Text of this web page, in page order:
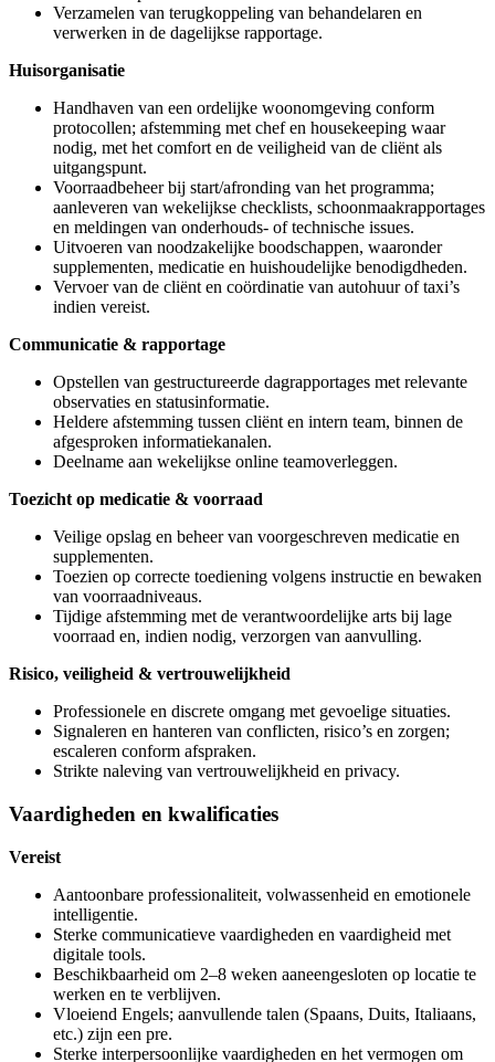
Verzamelen van terugkoppeling van behandelaren en
verwerken in de dagelijkse rapportage.
Huisorganisatie
Handhaven van een ordelijke woonomgeving conform
protocollen; afstemming met chef en housekeeping waar
nodig, met het comfort en de veiligheid van de cliënt als
uitgangspunt.
Voorraadbeheer bij start/afronding van het programma;
aanleveren van wekelijkse checklists, schoonmaakrapportages
en meldingen van onderhouds- of technische issues.
Uitvoeren van noodzakelijke boodschappen, waaronder
supplementen, medicatie en huishoudelijke benodigdheden.
Vervoer van de cliënt en coördinatie van autohuur of taxi’s
indien vereist.
Communicatie & rapportage
Opstellen van gestructureerde dagrapportages met relevante
observaties en statusinformatie.
Heldere afstemming tussen cliënt en intern team, binnen de
afgesproken informatiekanalen.
Deelname aan wekelijkse online teamoverleggen.
Toezicht op medicatie & voorraad
Veilige opslag en beheer van voorgeschreven medicatie en
supplementen.
Toezien op correcte toediening volgens instructie en bewaken
van voorraadniveaus.
Tijdige afstemming met de verantwoordelijke arts bij lage
voorraad en, indien nodig, verzorgen van aanvulling.
Risico, veiligheid & vertrouwelijkheid
Professionele en discrete omgang met gevoelige situaties.
Signaleren en hanteren van conflicten, risico’s en zorgen;
escaleren conform afspraken.
Strikte naleving van vertrouwelijkheid en privacy.
Vaardigheden en kwalificaties
Vereist
Aantoonbare professionaliteit, volwassenheid en emotionele
intelligentie.
Sterke communicatieve vaardigheden en vaardigheid met
digitale tools.
Beschikbaarheid om 2–8 weken aaneengesloten op locatie te
werken en te verblijven.
Vloeiend Engels; aanvullende talen (Spaans, Duits, Italiaans,
etc.) zijn een pre.
Sterke interpersoonlijke vaardigheden en het vermogen om